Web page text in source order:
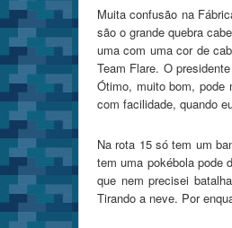
Muita confusão na
são o grande quebra
uma com uma cor de
Team Flare. O
Ótimo, muito bom, pode
com facilidade, quando
Na rota 15 só tem um
tem uma pokébola pode
que nem precisei
Tirando a neve. Por